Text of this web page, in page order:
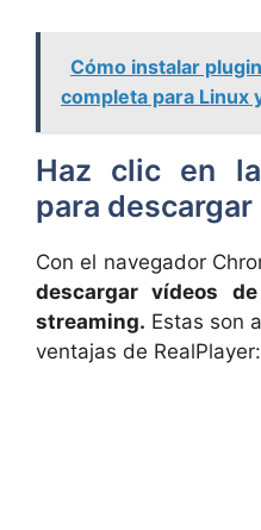
Cómo instalar
completa para Linux
Haz clic en
para
Con el navegador
descargar vídeos
streaming. Estas son
ventajas de RealPlayer: